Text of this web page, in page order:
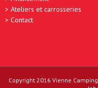
Ateliers et carrosseries
Contact
Copyright 2016 Vienne